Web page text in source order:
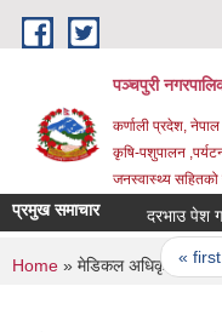
Skip to main content
पञ्चपुरी
कर्णाली प्रदेश, नेपाल
कृषि-पशुपालन
जनस्वास्थ्य सहितको
प्रमुख समाचार दरभाउ पेश गर्ने
Pages
« first
You are here
Home » मेडिकल अधिकृत को